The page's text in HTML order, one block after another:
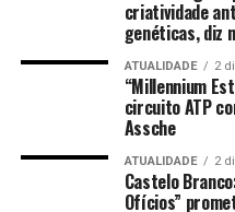
criatividade
genéticas, diz
ATUALIDADE 2
“Millennium
circuito ATP
Assche
ATUALIDADE 2
Castelo
Ofícios”